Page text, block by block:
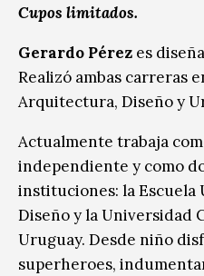
Cupos limitados.
Gerardo Pérez es
Realizó ambas carreras
Arquitectura, Diseño y
Actualmente trabaja
independiente y como
instituciones: la
Diseño y la Universidad
Uruguay. Desde niño
superheroes,